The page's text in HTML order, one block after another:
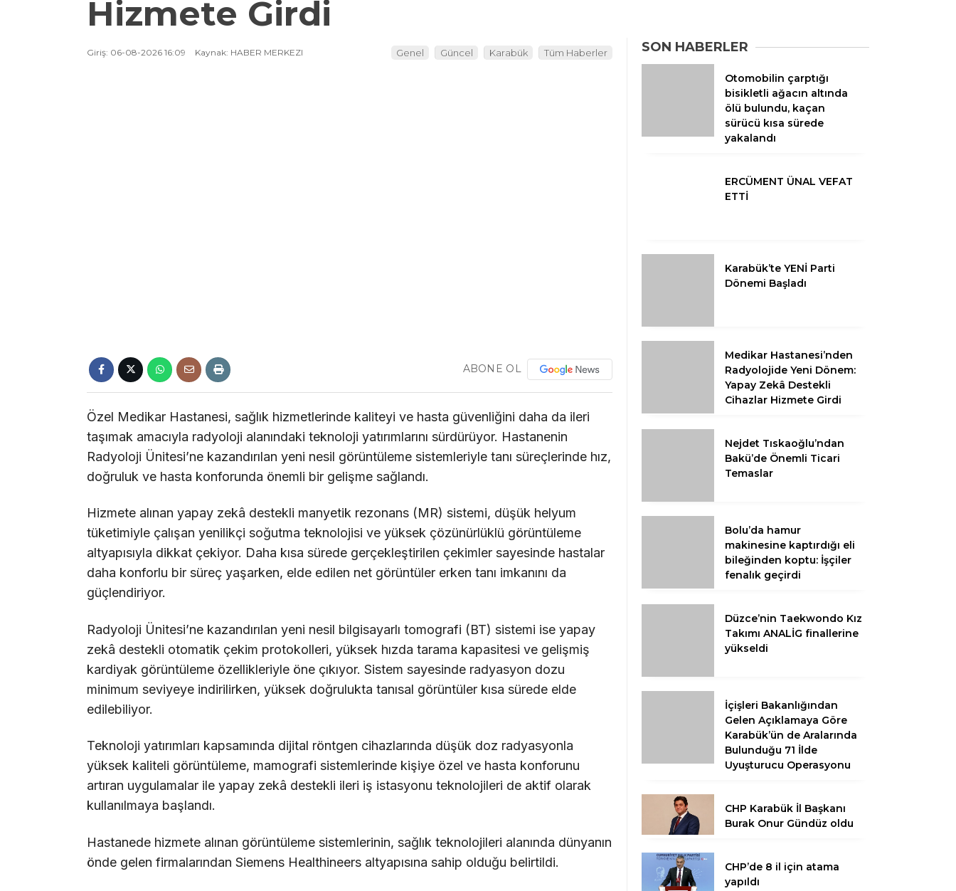
Hizmete Girdi
Giriş: 06-08-2026 16:09 Kaynak: HABER MERKEZI Genel Güncel Karabük Tüm Haberler
ABONE OL
Özel Medikar Hastanesi, sağlık hizmetlerinde kaliteyi ve hasta güvenliğini daha da ileri
taşımak amacıyla radyoloji alanındaki teknoloji yatırımlarını sürdürüyor. Hastanenin
Radyoloji Ünitesi’ne kazandırılan yeni nesil görüntüleme sistemleriyle tanı süreçlerinde hız,
doğruluk ve hasta konforunda önemli bir gelişme sağlandı.
Hizmete alınan yapay zekâ destekli manyetik rezonans (MR) sistemi, düşük helyum
tüketimiyle çalışan yenilikçi soğutma teknolojisi ve yüksek çözünürlüklü görüntüleme
altyapısıyla dikkat çekiyor. Daha kısa sürede gerçekleştirilen çekimler sayesinde hastalar
daha konforlu bir süreç yaşarken, elde edilen net görüntüler erken tanı imkanını da
güçlendiriyor.
Radyoloji Ünitesi’ne kazandırılan yeni nesil bilgisayarlı tomografi (BT) sistemi ise yapay
zekâ destekli otomatik çekim protokolleri, yüksek hızda tarama kapasitesi ve gelişmiş
kardiyak görüntüleme özellikleriyle öne çıkıyor. Sistem sayesinde radyasyon dozu
minimum seviyeye indirilirken, yüksek doğrulukta tanısal görüntüler kısa sürede elde
edilebiliyor.
Teknoloji yatırımları kapsamında dijital röntgen cihazlarında düşük doz radyasyonla
yüksek kaliteli görüntüleme, mamografi sistemlerinde kişiye özel ve hasta konforunu
artıran uygulamalar ile yapay zekâ destekli ileri iş istasyonu teknolojileri de aktif olarak
kullanılmaya başlandı.
Hastanede hizmete alınan görüntüleme sistemlerinin, sağlık teknolojileri alanında dünyanın
önde gelen firmalarından Siemens Healthineers altyapısına sahip olduğu belirtildi.
SON HABERLER
Otomobilin çarptığı
bisikletli ağacın altında
ölü bulundu, kaçan
sürücü kısa sürede
yakalandı
ERCÜMENT ÜNAL VEFAT
ETTİ
Karabük’te YENİ Parti
Dönemi Başladı
Medikar Hastanesi’nden
Radyolojide Yeni Dönem:
Yapay Zekâ Destekli
Cihazlar Hizmete Girdi
Nejdet Tıskaoğlu’ndan
Bakü’de Önemli Ticari
Temaslar
Bolu’da hamur
makinesine kaptırdığı eli
bileğinden koptu: İşçiler
fenalık geçirdi
Düzce’nin Taekwondo Kız
Takımı ANALİG finallerine
yükseldi
İçişleri Bakanlığından
Gelen Açıklamaya Göre
Karabük’ün de Aralarında
Bulunduğu 71 İlde
Uyuşturucu Operasyonu
CHP Karabük İl Başkanı
Burak Onur Gündüz oldu
CHP’de 8 il için atama
yapıldı